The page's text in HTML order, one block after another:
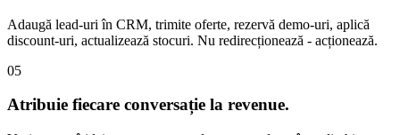
Adaugă lead-uri în CRM, trimite oferte, rezervă demo-uri, aplică
discount-uri, actualizează stocuri. Nu redirecționează - acționează.
05
Atribuie fiecare conversație la revenue.